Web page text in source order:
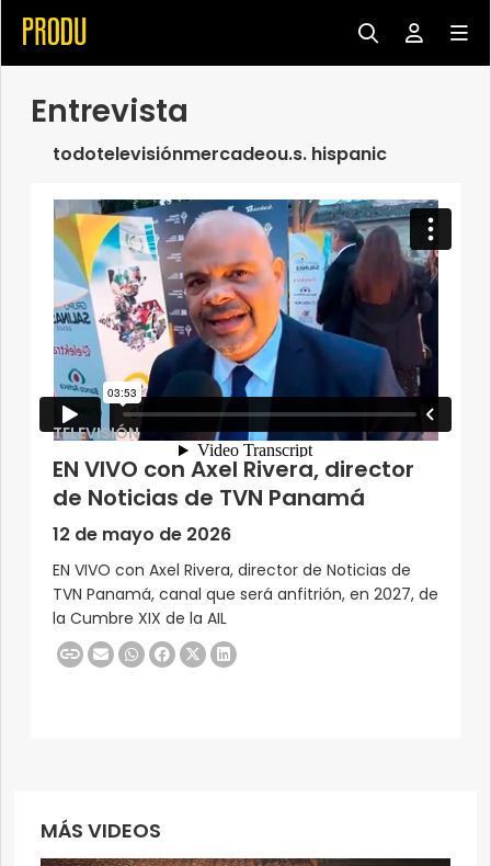
Entrevista
todotelevisiónmercadeou.s. hispanic
TELEVISIÓN
EN VIVO con Axel Rivera, director
de Noticias de TVN Panamá
12 de mayo de 2026
EN VIVO con Axel Rivera, director de Noticias de
TVN Panamá, canal que será anfitrión, en 2027, de
la Cumbre XIX de la AIL
MÁS VIDEOS